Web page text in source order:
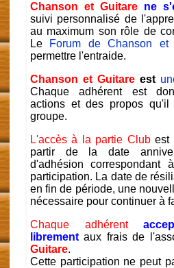
Chanson et Guitare ne
suivi personnalisé de
au maximum son rôle de
Le Forum de Chanson et
permettre l'entraide.
Chanson et Guitare est
Chaque adhérent est
actions et des propos
groupe.
L'accès à la partie Clubest
partir de la date
d'adhésion
participation. La date de
en fin de période, une
nécessaire pour continuer à
Chaque adhérent
librementaux frais de
Guitare.
Cette participation ne peut